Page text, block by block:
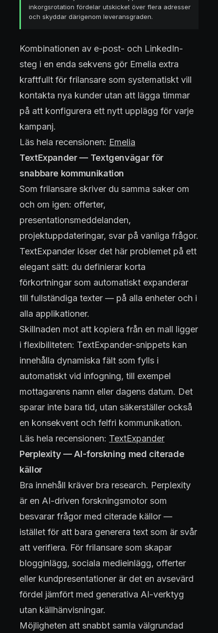
inkorgsrotation fördelar utskicket över flera adresser
och skyddar därigenom leveransgraden.
Kombinationen av e-post- och LinkedIn-
steg i en enda sekvens gör Emelia extra
kraftfullt för frilansare som systematiskt vill
kontakta nya kunder utan att lägga timmar
på att konfigurera ett nytt upplägg för varje
kampanj.
Läs hela recensionen: Emelia
TextExpander — Textgenvägar för
snabbare kommunikation
Som frilansare skriver du samma saker om
och om igen: offerter,
presentationsmeddelanden,
projektuppdateringar, svar på vanliga frågor.
TextExpander löser det här problemet på ett
elegant sätt: du definierar korta
förkortningar som automatiskt expanderar
till fullständiga texter — på alla enheter och i
alla applikationer.
Skillnaden mot att kopiera från en mall ligger
i flexibiliteten: TextExpander-snippets kan
innehålla dynamiska fält som fylls i
automatiskt vid infogning, till exempel
mottagarens namn eller dagens datum. Det
sparar inte bara tid, utan säkerställer också
en konsekvent och felfri kommunikation.
Läs hela recensionen: TextExpander
Perplexity — AI-forskning med citerade
källor
Bra innehåll kräver bra research. Perplexity
är en AI-driven forskningsmotor som
besvarar frågor med citerade källor —
istället för att bara generera text som är svår
att verifiera. För frilansare som skapar
blogginlägg, sociala medieinlägg, offerter
eller kundpresentationer är det en avsevärd
fördel jämfört med generativa AI-verktyg
utan källhänvisningar.
Möjligheten att snabbt samla välgrundad